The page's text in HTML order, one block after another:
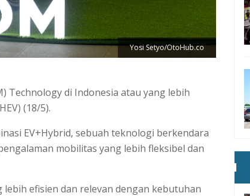
Yosi Setyo/OtoHub.co
Technology di Indonesia atau yang lebih
(18/5).
EV+Hybrid, sebuah teknologi berkendara
mobilitas yang lebih fleksibel dan
efisien dan relevan dengan kebutuhan